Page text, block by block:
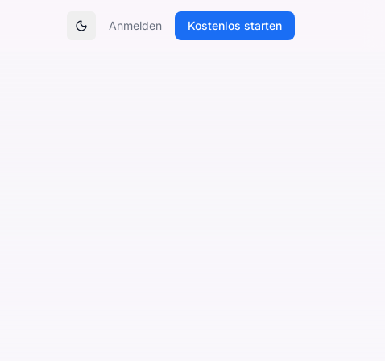
Theme umschalten
Anmelden Kostenlos starten